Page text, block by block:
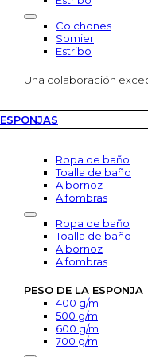
Colchones
Somier
Estribo
Una colaboración
ESPONJAS
Ropa de baño
Toalla de baño
Albornoz
Alfombras
Ropa de baño
Toalla de baño
Albornoz
Alfombras
PESO DE LA ESPONJA
400 g/m
500 g/m
600 g/m
700 g/m